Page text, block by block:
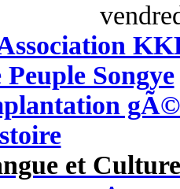
Songye
et Culture